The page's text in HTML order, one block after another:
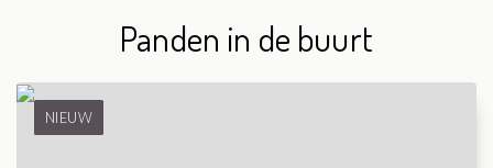
Panden in de buurt
NIEUW